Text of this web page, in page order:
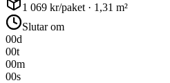
1 069 kr/paket · 1,31 m²
Slutar om
00d
00t
00m
00s